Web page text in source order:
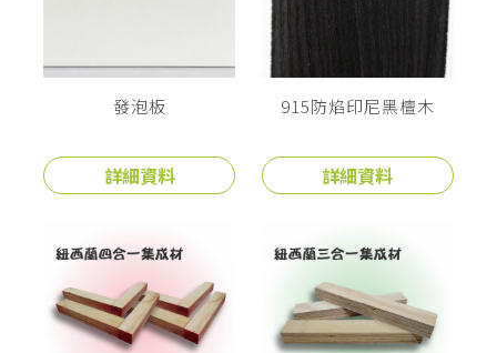
發泡板
詳細資料
915防焰印尼黑檀木
詳細資料